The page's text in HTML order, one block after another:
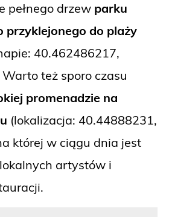
pełnego drzew parku
przyklejonego do plaży
40.462486217,
też sporo czasu
promenadzie na
(lokalizacja: 40.44888231,
której w ciągu dnia jest
artystów i